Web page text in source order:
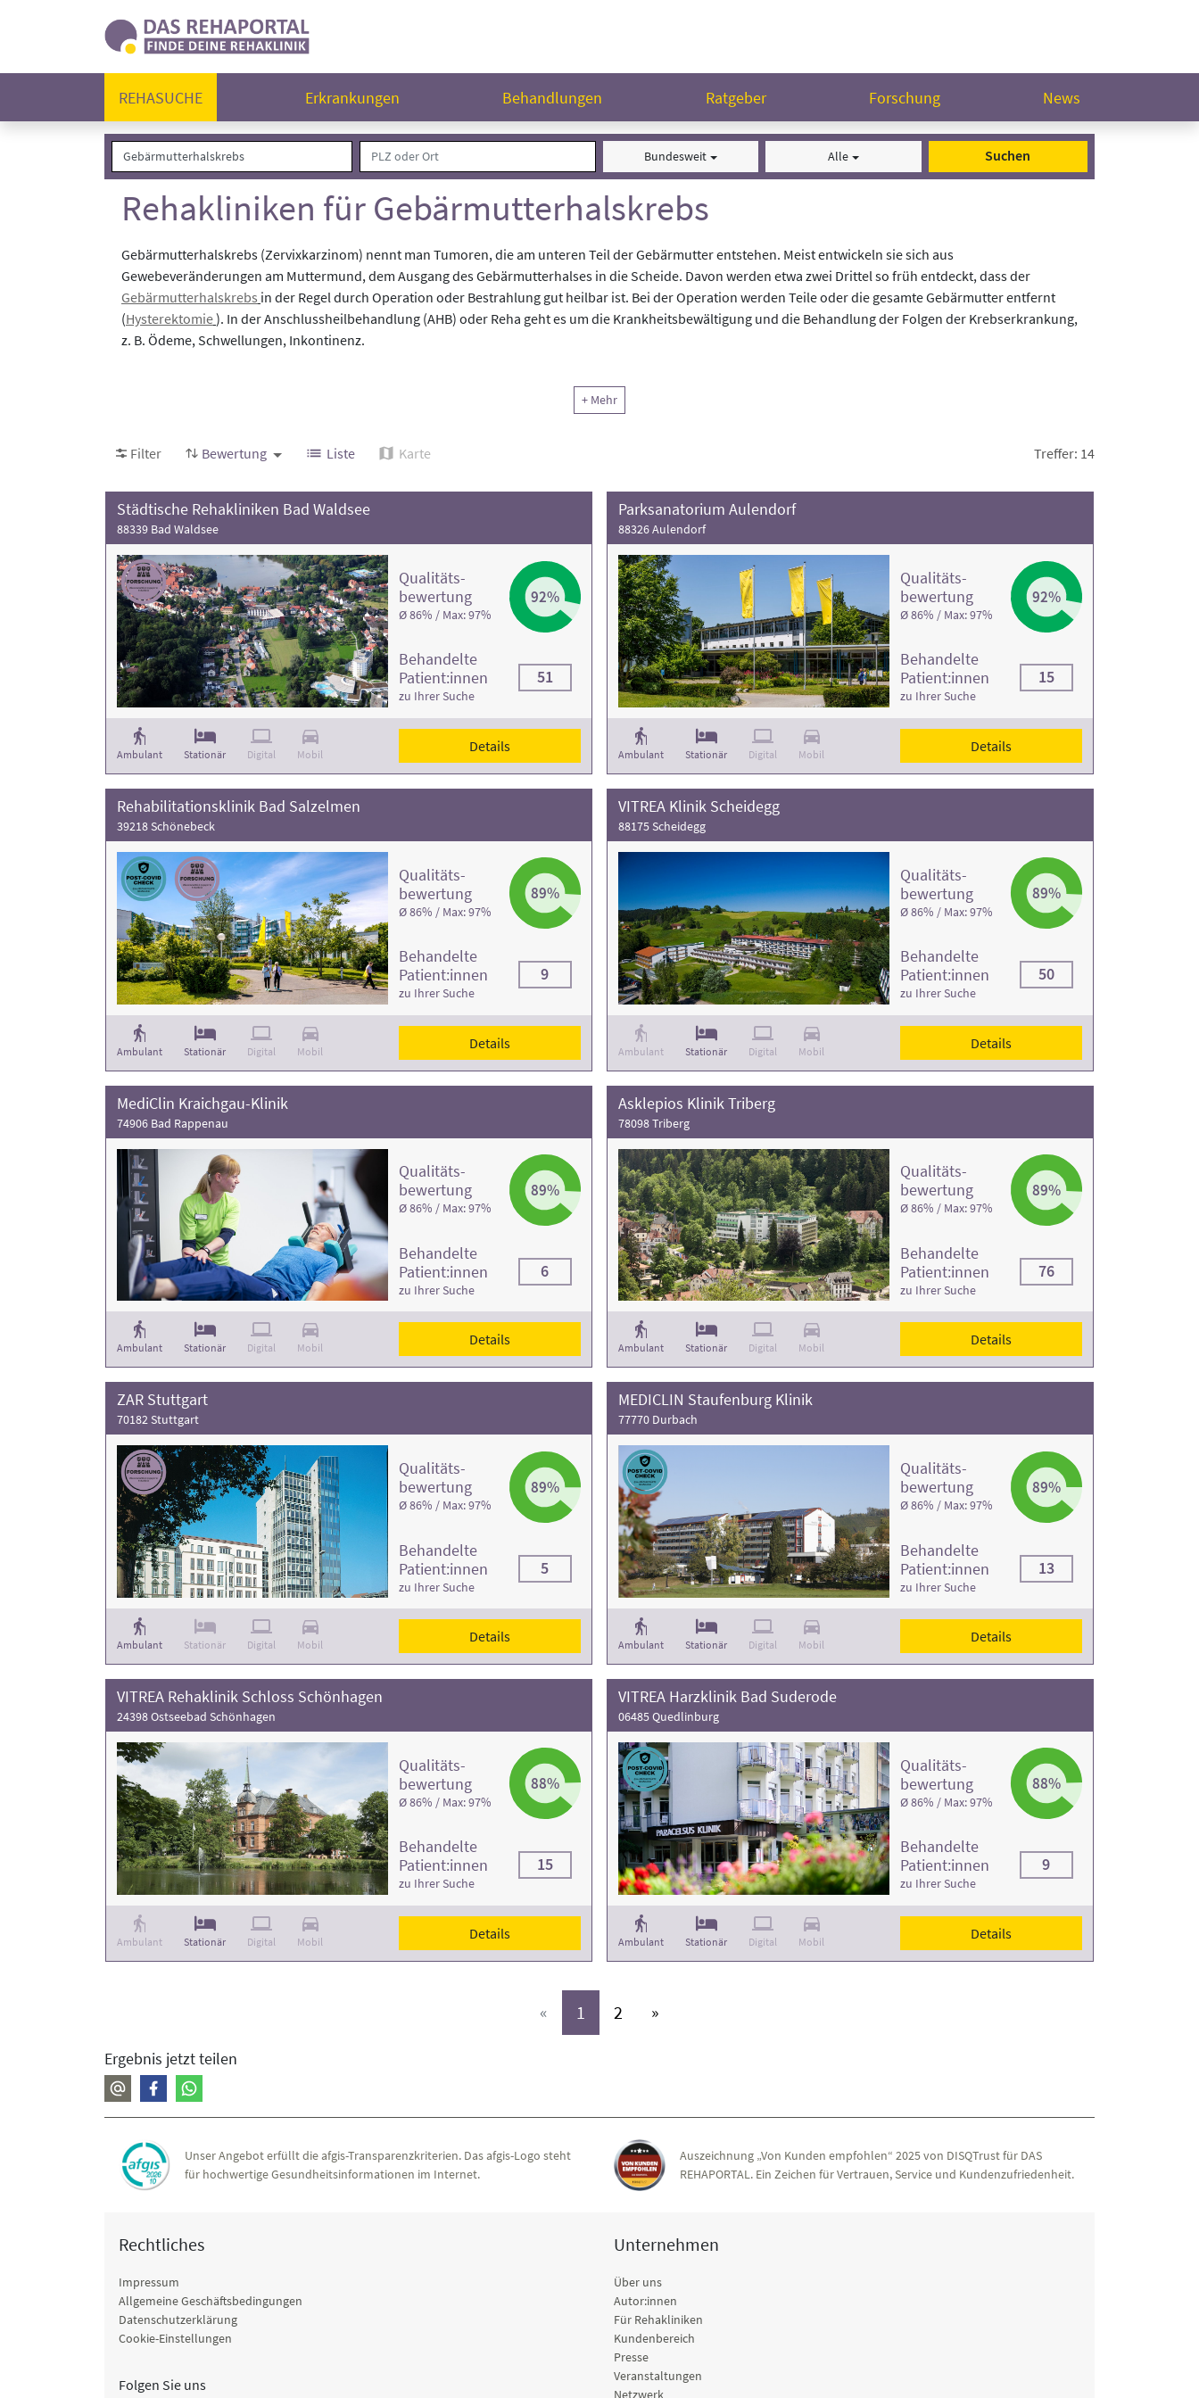
REHASUCHE Erkrankungen Behandlungen Ratgeber Forschung News
Bundesweit Alle Suchen
Rehakliniken für Gebärmutterhalskrebs
Gebärmutterhalskrebs (Zervixkarzinom) nennt man Tumoren, die am unteren Teil der Gebärmutter entstehen. Meist entwickeln sie sich aus
Gewebeveränderungen am Muttermund, dem Ausgang des Gebärmutterhalses in die Scheide. Davon werden etwa zwei Drittel so früh entdeckt, dass der
Gebärmutterhalskrebs in der Regel durch Operation oder Bestrahlung gut heilbar ist. Bei der Operation werden Teile oder die gesamte Gebärmutter entfernt
(Hysterektomie). In der Anschlussheilbehandlung (AHB) oder Reha geht es um die Krankheitsbewältigung und die Behandlung der Folgen der Krebserkrankung,
z. B. Ödeme, Schwellungen, Inkontinenz.
Gebärmutterhalskrebs
. Weitere Informationen und die Kontaktdaten finden Sie in den jeweiligen Klinikprofilen.
+ Mehr
Filter Bewertung Liste Karte Treffer: 14
Städtische Rehakliniken Bad Waldsee
88339 Bad Waldsee
Ambulant Stationär Digital Mobil
Qualitäts­
bewertung
Ø 86% / Max: 97%
92%
Behandelte
Patient:innen
zu Ihrer Suche
51
Details
Parksanatorium Aulendorf
88326 Aulendorf
Ambulant Stationär Digital Mobil
Qualitäts­
bewertung
Ø 86% / Max: 97%
92%
Behandelte
Patient:innen
zu Ihrer Suche
15
Details
Rehabilitationsklinik Bad Salzelmen
39218 Schönebeck
Ambulant Stationär Digital Mobil
Qualitäts­
bewertung
Ø 86% / Max: 97%
89%
Behandelte
Patient:innen
zu Ihrer Suche
9
Details
VITREA Klinik Scheidegg
88175 Scheidegg
Ambulant Stationär Digital Mobil
Qualitäts­
bewertung
Ø 86% / Max: 97%
89%
Behandelte
Patient:innen
zu Ihrer Suche
50
Details
MediClin Kraichgau-Klinik
74906 Bad Rappenau
Ambulant Stationär Digital Mobil
Qualitäts­
bewertung
Ø 86% / Max: 97%
89%
Behandelte
Patient:innen
zu Ihrer Suche
6
Details
Asklepios Klinik Triberg
78098 Triberg
Ambulant Stationär Digital Mobil
Qualitäts­
bewertung
Ø 86% / Max: 97%
89%
Behandelte
Patient:innen
zu Ihrer Suche
76
Details
ZAR Stuttgart
70182 Stuttgart
Ambulant Stationär Digital Mobil
Qualitäts­
bewertung
Ø 86% / Max: 97%
89%
Behandelte
Patient:innen
zu Ihrer Suche
5
Details
MEDICLIN Staufenburg Klinik
77770 Durbach
Ambulant Stationär Digital Mobil
Qualitäts­
bewertung
Ø 86% / Max: 97%
89%
Behandelte
Patient:innen
zu Ihrer Suche
13
Details
VITREA Rehaklinik Schloss Schönhagen
24398 Ostseebad Schönhagen
Ambulant Stationär Digital Mobil
Qualitäts­
bewertung
Ø 86% / Max: 97%
88%
Behandelte
Patient:innen
zu Ihrer Suche
15
Details
VITREA Harzklinik Bad Suderode
06485 Quedlinburg
Ambulant Stationär Digital Mobil
Qualitäts­
bewertung
Ø 86% / Max: 97%
88%
Behandelte
Patient:innen
zu Ihrer Suche
9
Details
« 1 (aktiv)
2 (aktiv)
»
Ergebnis jetzt teilen
Unser Angebot erfüllt die afgis-Transparenzkriterien. Das afgis-Logo steht
für hochwertige Gesundheitsinformationen im Internet.
Auszeichnung „Von Kunden empfohlen“ 2025 von DISQTrust für DAS
REHAPORTAL. Ein Zeichen für Vertrauen, Service und Kundenzufriedenheit.
Rechtliches
Impressum
Allgemeine Geschäftsbedingungen
Datenschutzerklärung
Cookie-Einstellungen
Folgen Sie uns
Unternehmen
Über uns
Autor:innen
Für Rehakliniken
Kundenbereich
Presse
Veranstaltungen
Netzwerk